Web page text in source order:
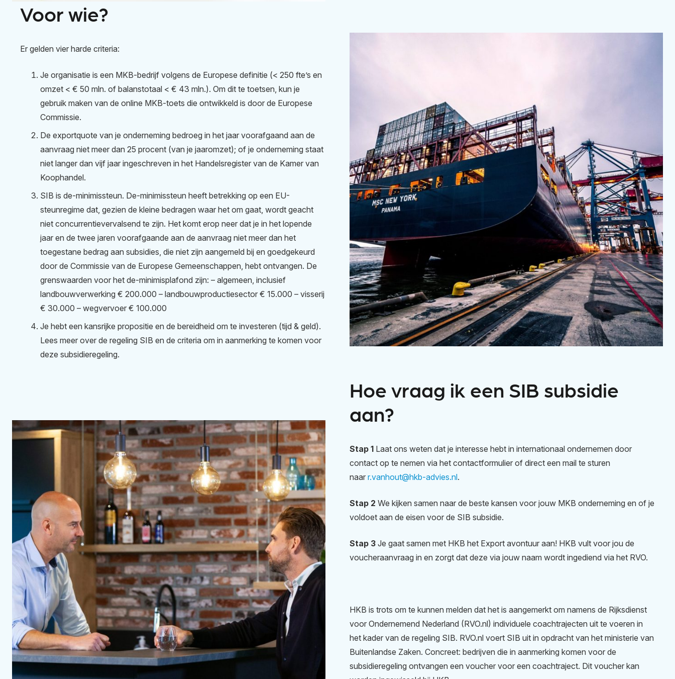
Voor wie?
Er gelden vier harde criteria:
Je organisatie is een MKB-bedrijf volgens de Europese definitie (< 250 fte’s en
omzet < € 50 mln. of balanstotaal < € 43 mln.). Om dit te toetsen, kun je
gebruik maken van de online MKB-toets die ontwikkeld is door de Europese
Commissie.
De exportquote van je onderneming bedroeg in het jaar voorafgaand aan de
aanvraag niet meer dan 25 procent (van je jaaromzet); of je onderneming staat
niet langer dan vijf jaar ingeschreven in het Handelsregister van de Kamer van
Koophandel.
SIB is de-minimissteun. De-minimissteun heeft betrekking op een EU-
steunregime dat, gezien de kleine bedragen waar het om gaat, wordt geacht
niet concurrentievervalsend te zijn. Het komt erop neer dat je in het lopende
jaar en de twee jaren voorafgaande aan de aanvraag niet meer dan het
toegestane bedrag aan subsidies, die niet zijn aangemeld bij en goedgekeurd
door de Commissie van de Europese Gemeenschappen, hebt ontvangen. De
grenswaarden voor het de-minimisplafond zijn: – algemeen, inclusief
landbouwverwerking € 200.000 – landbouwproductiesector € 15.000 – visserij
€ 30.000 – wegvervoer € 100.000
Je hebt een kansrijke propositie en de bereidheid om te investeren (tijd & geld).
Lees meer over de regeling SIB en de criteria om in aanmerking te komen voor
deze subsidieregeling.
Hoe vraag ik een SIB subsidie
aan?
Stap 1 Laat ons weten dat je interesse hebt in internationaal ondernemen door
contact op te nemen via het contactformulier of direct een mail te sturen
naar r.vanhout@hkb-advies.nl.
Stap 2 We kijken samen naar de beste kansen voor jouw MKB onderneming en of je
voldoet aan de eisen voor de SIB subsidie.
Stap 3 Je gaat samen met HKB het Export avontuur aan! HKB vult voor jou de
voucheraanvraag in en zorgt dat deze via jouw naam wordt ingediend via het RVO.
HKB is trots om te kunnen melden dat het is aangemerkt om namens de Rijksdienst
voor Ondernemend Nederland (RVO.nl) individuele coachtrajecten uit te voeren in
het kader van de regeling SIB. RVO.nl voert SIB uit in opdracht van het ministerie van
Buitenlandse Zaken. Concreet: bedrijven die in aanmerking komen voor de
subsidieregeling ontvangen een voucher voor een coachtraject. Dit voucher kan